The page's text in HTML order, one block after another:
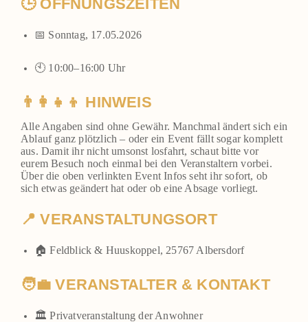
🕒 ÖFFNUNGSZEITEN
📅 Sonn­tag, 17.05.2026
🕙 10:00–16:00 Uhr
👨‍👩‍👧‍👦 HINWEIS
Alle Anga­ben sind ohne Gewähr. Manch­mal ändert sich ein
Ablauf ganz plötz­lich – oder ein Event fällt sogar kom­plett
aus. Damit ihr nicht umsonst los­fahrt, schaut bit­te vor
eurem Besuch noch ein­mal bei den Ver­an­stal­tern vor­bei.
Über die oben ver­link­ten Event Infos seht ihr sofort, ob
sich etwas geän­dert hat oder ob eine Absa­ge vor­liegt.
📍 VERANSTALTUNGSORT
🏠 Feld­blick & Huus­kop­pel, 25767 Albers­dorf
🧑‍💼 VERANSTALTER & KONTAKT
🏛️ Pri­vat­ver­an­stal­tung der Anwoh­ner